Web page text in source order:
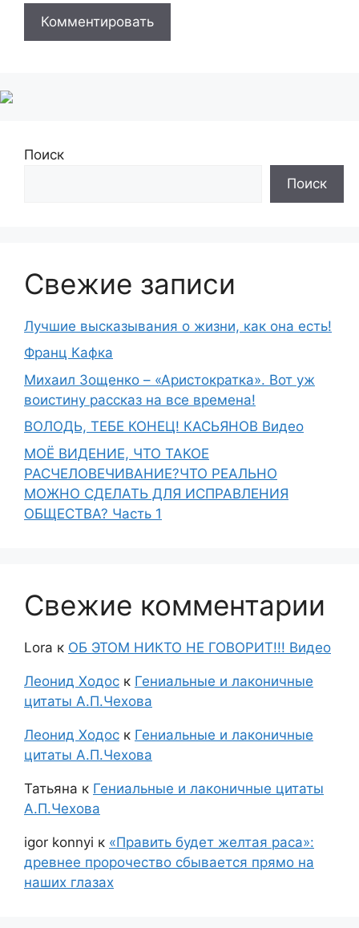
Поиск
Поиск
Свежие записи
Лучшие высказывания о жизни, как она есть!
Франц Кафка
Михаил Зощенко – «Аристократка». Вот уж
воистину рассказ на все времена!
ВОЛОДЬ, ТЕБЕ КОНЕЦ! КАСЬЯНОВ Видео
МОЁ ВИДЕНИЕ, ЧТО ТАКОЕ
РАСЧЕЛОВЕЧИВАНИЕ?ЧТО РЕАЛЬНО
МОЖНО СДЕЛАТЬ ДЛЯ ИСПРАВЛЕНИЯ
ОБЩЕСТВА? Часть 1
Свежие комментарии
Lora к ОБ ЭТОМ НИКТО НЕ ГОВОРИТ!!! Видео
Леонид Ходос к Гениальные и лаконичные
цитаты А.П.Чехова
Леонид Ходос к Гениальные и лаконичные
цитаты А.П.Чехова
Татьяна к Гениальные и лаконичные цитаты
А.П.Чехова
igor konnyi к «Править будет желтая раса»:
древнее пророчество сбывается прямо на
наших глазах